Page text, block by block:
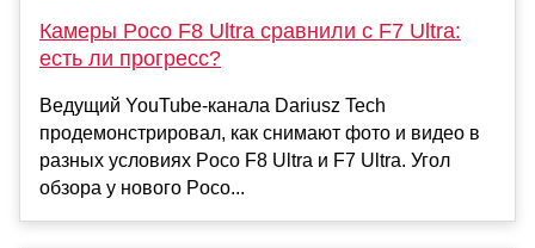
Камеры Poco F8 Ultra сравнили с F7 Ultra:
есть ли прогресс?
Ведущий YouTube-канала Dariusz Tech
продемонстрировал, как снимают фото и видео в
разных условиях Poco F8 Ultra и F7 Ultra. Угол
обзора у нового Poco...